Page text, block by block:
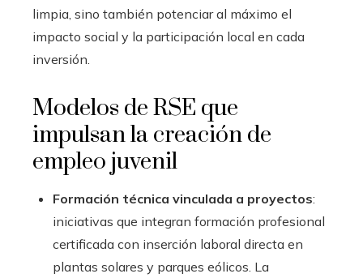
limpia, sino también potenciar al máximo el
impacto social y la participación local en cada
inversión.
Modelos de RSE que
impulsan la creación de
empleo juvenil
Formación técnica vinculada a proyectos:
iniciativas que integran formación profesional
certificada con inserción laboral directa en
plantas solares y parques eólicos. La